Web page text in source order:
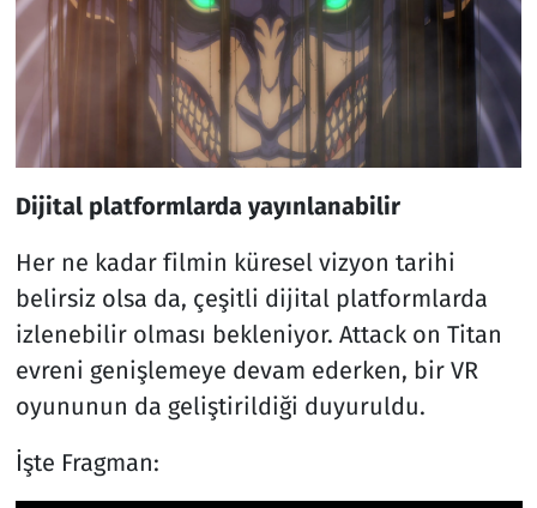
Dijital platformlarda yayınlanabilir
Her ne kadar filmin küresel vizyon tarihi
belirsiz olsa da, çeşitli dijital platformlarda
izlenebilir olması bekleniyor. Attack on Titan
evreni genişlemeye devam ederken, bir VR
oyununun da geliştirildiği duyuruldu.
İşte Fragman: